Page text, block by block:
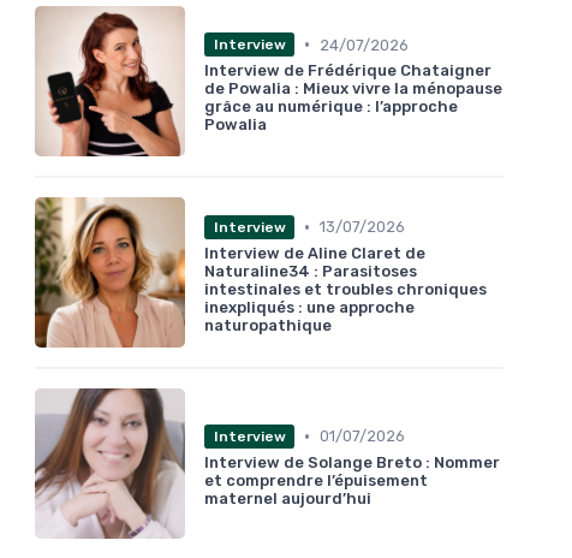
Interview •
24/07/2026
Interview de Frédérique Chataigner
de Powalia : Mieux vivre la ménopause
grâce au numérique : l’approche
Powalia
Interview • 13/07/2026
Interview de Aline Claret de
Naturaline34 : Parasitoses
intestinales et troubles chroniques
inexpliqués : une approche
naturopathique
Interview • 01/07/2026
Interview de Solange Breto : Nommer
et comprendre l’épuisement
maternel aujourd’hui